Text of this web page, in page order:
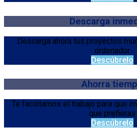
Descarga
Descarga ahora tus proyectos
ordenador
Descúbrelo
Ahorra
Te facilitamos el trabajo para que
que prefieras
Descúbrelo